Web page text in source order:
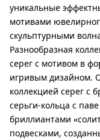
уникальные
мотивами
скульптурными
Разнообразная
серег с мотивом в
игривым дизайном.
коллекцией серег с
серьги-кольца с
бриллиантами
подвесками,